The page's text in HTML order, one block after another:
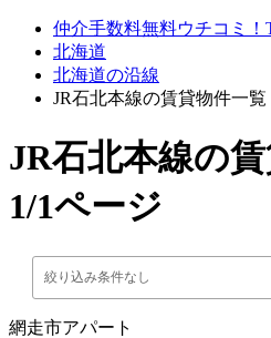
仲介手数料無料ウチコミ！
北海道
北海道の沿線
JR石北本線の賃貸物件一覧
JR石北本線の
1/1ページ
絞り込み条件なし
網走市アパート